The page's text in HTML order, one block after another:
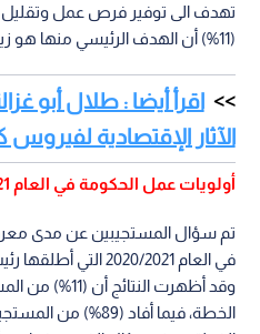
تهدف الى توفير فرص عمل وتقليل
(11%) أن الهدف الرئيسي منها هو زيادة الاستثمارات.
اقرأ أيضا : طلال أبو
الآثار الإقتصادية لفيروس
أولويات عمل الحكومة في العام 2020/2021
تم سؤال المستجيبين عن مدى
وقد أظهرت
الخطة، فيما أفاد